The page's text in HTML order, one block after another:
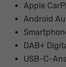
Apple
Android
DAB+
USB-C-